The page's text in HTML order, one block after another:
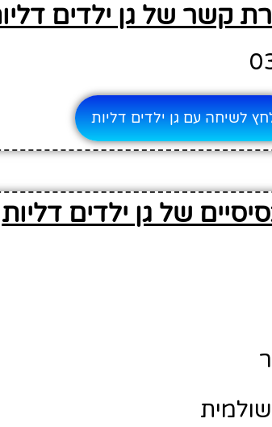
קשר של גן ילדים
לשיחה עם גן ילדים דליות
של גן ילדים דליות